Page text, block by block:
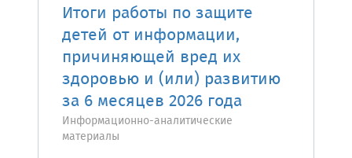
Итоги работы по защите
детей от информации,
причиняющей вред их
здоровью и (или) развитию
за 6 месяцев 2026 года
Информационно-аналитические
материалы